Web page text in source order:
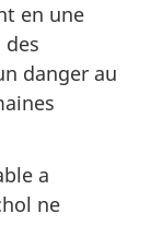
en une
danger au
a
ne